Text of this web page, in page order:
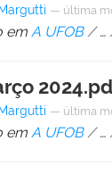
— última
em A UFOB /…
— última
em A UFOB /…